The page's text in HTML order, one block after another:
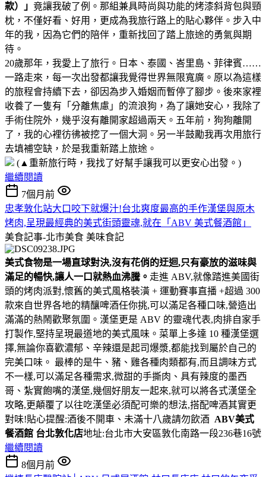
款）」 竟讓我破了例。那組兼具時尚與功能的烤漆斜背包與頸
枕，不僅好看、好用，更成為我旅行路上的貼心夥伴。步入中
年的我，因為它們的陪伴，重新找回了踏上旅途的勇氣與期
待。
20歲那年，我愛上了旅行。日本、泰國、峇里島、菲律賓……
一路走來，每一次出發都讓我覺得世界無限寬廣。原以為這樣
的旅程會持續下去，卻因為步入婚姻而暫停了腳步。後來家裡
收養了一隻有「分離焦慮」的流浪狗，為了讓她安心，我除了
手術住院外，幾乎沒有離開家超過兩天。五年前，狗狗離開
了，我的心裡彷彿被挖了一個大洞。另一半鼓勵我再次用旅行
去填補空缺，於是我重新踏上旅途。
(▲ 重新旅行時，我找了好幫手讓我可以更安心出發。)
繼續閱讀
7個月前
忠孝敦化站大口咬下就爆汁!台北爽度最高的手作漢堡與原木
烤肉,呈現最經典的美式街頭靈魂,就在「ABV 美式餐酒館」
美食記事-北市美食 美味食記
美式食物是一場直球對決,沒有花俏的迂迴,只有豪放的滋味與
滿足的暢快,讓人一口就熱血沸騰。 走進 ABV,就像踏進美國街
頭的烤肉派對,懷舊的美式風格裝潢 + 運動賽事直播 +超過 300
款來自世界各地的精釀啤酒任你挑,可以滿足各種口味,營造出
滿滿的熱鬧歡聚氛圍。漢堡更是 ABV 的靈魂代表,肉排自家手
打製作,堅持呈現最道地的美式風味。菜單上多達 10 種漢堡選
擇,無論你喜歡濃郁、辛辣還是起司爆漿,都能找到屬於自己的
完美口味。 最棒的是牛、豬、雞各種肉類都有,而且調味方式
不一樣,可以滿足各種需求,微甜的手撕肉、具有辣度的墨西
哥、紮實飽嘴的漢堡,幾個好朋友一起來,就可以將各式漢堡全
攻略,更顛覆了以往吃漢堡必須配可樂的想法,搭配啤酒其實更
對味!貼心提醒:酒後不開車、未滿十八歲請勿飲酒 ABV美式
餐酒館 台北敦化店地址:台北市大安區敦化南路一段236巷16號
繼續閱讀
8個月前